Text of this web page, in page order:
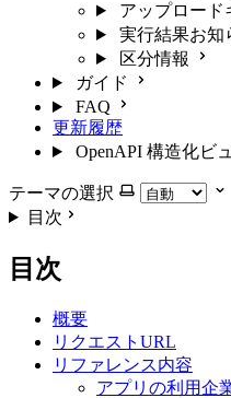
アップロード
実行結果お知
区分情報
ガイド
FAQ
更新履歴
OpenAPI 構造化ビ
テーマの選択
目次
目次
概要
リクエストURL
リファレンス内容
アプリの利用企